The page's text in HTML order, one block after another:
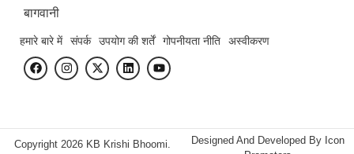
बागवानी
हमारे बारे में संपर्क उपयोग की शर्तें गोपनीयता नीति अस्वीकरण
Copyright 2026 KB Krishi Bhoomi.
Designed And Developed By Icon